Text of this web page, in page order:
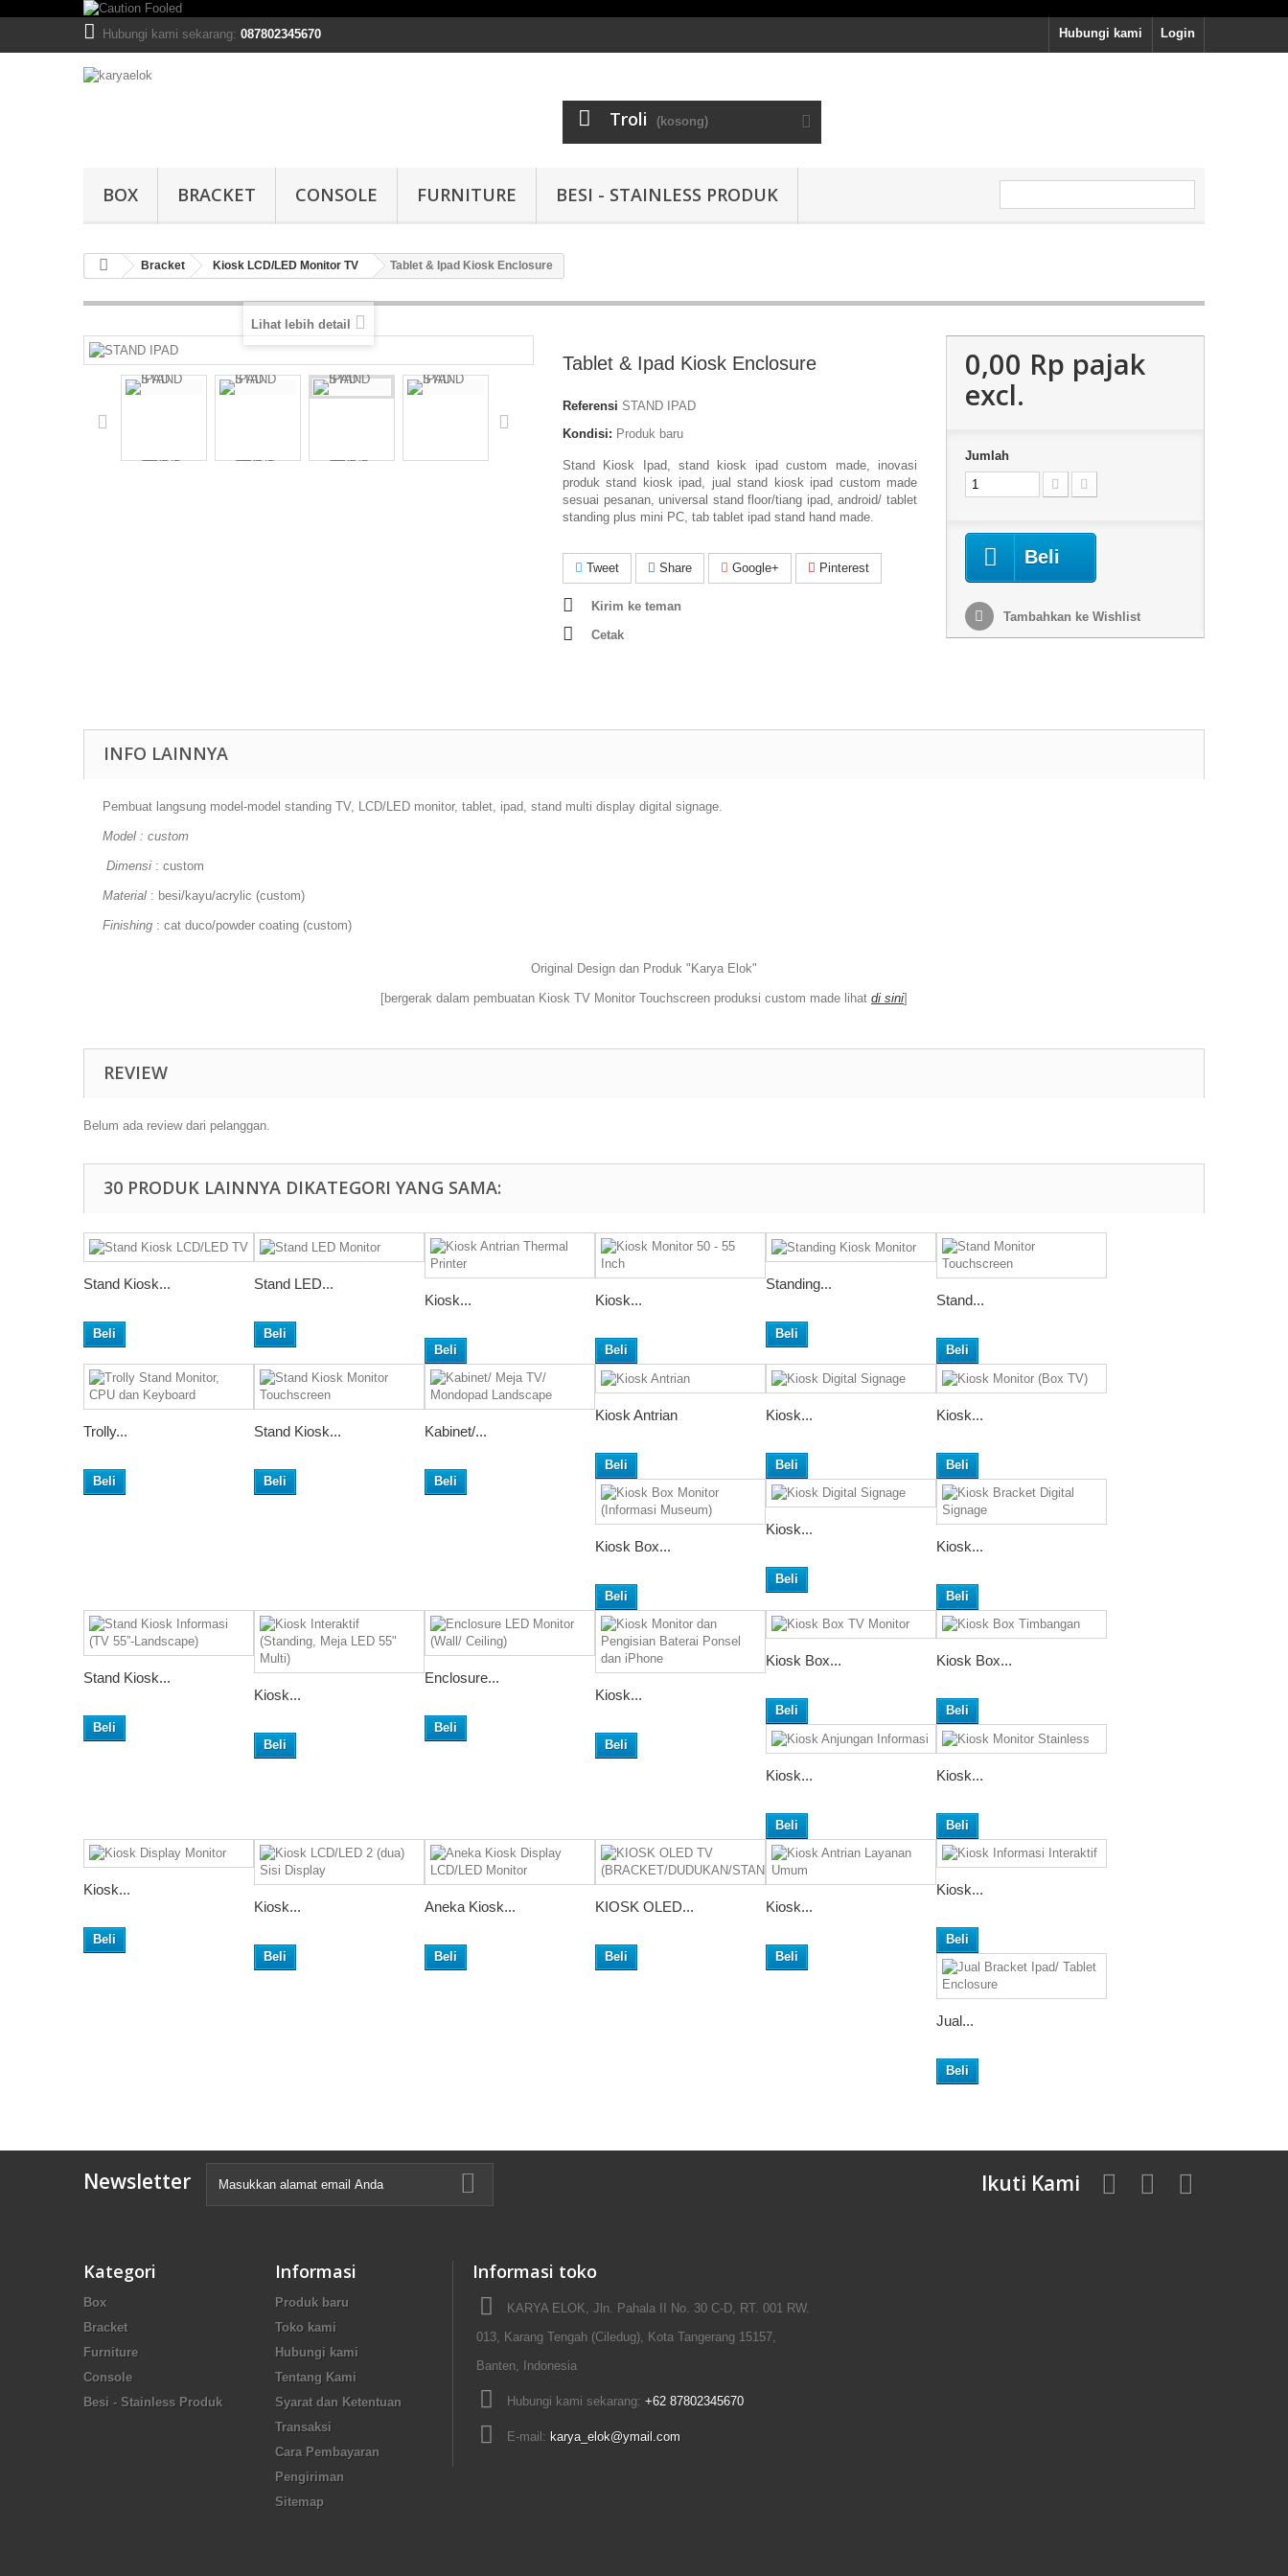
Login
Hubungi kami
Hubungi kami sekarang: 087802345670
Troli (kosong)
BOX BRACKET CONSOLE FURNITURE BESI - STAINLESS PRODUK
Bracket Kiosk LCD/LED Monitor TV Tablet & Ipad Kiosk Enclosure
Lihat lebih detail
Tablet & Ipad Kiosk Enclosure
Referensi STAND IPAD
Kondisi: Produk baru
Stand Kiosk Ipad, stand kiosk ipad custom made, inovasi
produk stand kiosk ipad, jual stand kiosk ipad custom made
sesuai pesanan, universal stand floor/tiang ipad, android/ tablet
standing plus mini PC, tab tablet ipad stand hand made.
Tweet Share Google+ Pinterest
Kirim ke teman
Cetak
0,00 Rp‎ pajak
excl.
Jumlah
Beli
Tambahkan ke Wishlist
INFO LAINNYA
Pembuat langsung model-model standing TV, LCD/LED monitor, tablet, ipad, stand multi display digital signage.
Model : custom
Dimensi : custom
Material : besi/kayu/acrylic (custom)
Finishing : cat duco/powder coating (custom)
Original Design dan Produk "Karya Elok"
[bergerak dalam pembuatan Kiosk TV Monitor Touchscreen produksi custom made lihat di sini]
REVIEW
Belum ada review dari pelanggan.
30 PRODUK LAINNYA DIKATEGORI YANG SAMA:
Stand Kiosk...
Beli
Stand LED...
Beli
Kiosk...
Beli
Kiosk...
Beli
Standing...
Beli
Stand...
Beli
Trolly...
Beli
Stand Kiosk...
Beli
Kabinet/...
Beli
Kiosk Antrian
Beli
Kiosk...
Beli
Kiosk...
Beli
Kiosk Box...
Beli
Kiosk...
Beli
Kiosk...
Beli
Stand Kiosk...
Beli
Kiosk...
Beli
Enclosure...
Beli
Kiosk...
Beli
Kiosk Box...
Beli
Kiosk Box...
Beli
Kiosk...
Beli
Kiosk...
Beli
Kiosk...
Beli
Kiosk...
Beli
Aneka Kiosk...
Beli
KIOSK OLED...
Beli
Kiosk...
Beli
Kiosk...
Beli
Jual...
Beli
Newsletter Ikuti Kami
Kategori
Box
Bracket
Furniture
Console
Besi - Stainless Produk
Informasi
Produk baru
Toko kami
Hubungi kami
Tentang Kami
Syarat dan Ketentuan
Transaksi
Cara Pembayaran
Pengiriman
Sitemap
Informasi toko
KARYA ELOK, Jln. Pahala II No. 30 C-D, RT. 001 RW.
013, Karang Tengah (Ciledug), Kota Tangerang 15157,
Banten, Indonesia
Hubungi kami sekarang: +62 87802345670
E-mail: karya_elok@ymail.com